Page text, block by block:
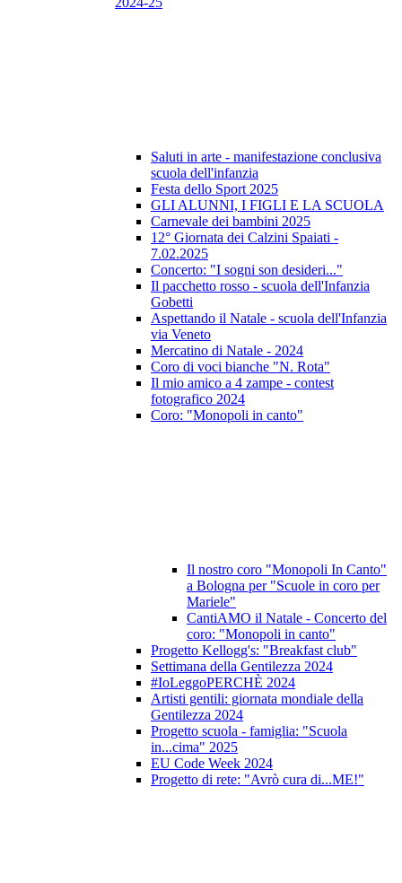
Saluti in arte - manifestazione conclusiva
scuola dell'infanzia
Festa dello Sport 2025
GLI ALUNNI, I FIGLI E LA SCUOLA
Carnevale dei bambini 2025
12° Giornata dei Calzini Spaiati -
7.02.2025
Concerto: "I sogni son desideri..."
Il pacchetto rosso - scuola dell'Infanzia
Gobetti
Aspettando il Natale - scuola dell'Infanzia
via Veneto
Mercatino di Natale - 2024
Coro di voci bianche "N. Rota"
Il mio amico a 4 zampe - contest
fotografico 2024
Coro: "Monopoli in canto"
Il nostro coro "Monopoli In Canto"
a Bologna per "Scuole in coro per
Mariele"
CantiAMO il Natale - Concerto del
coro: "Monopoli in canto"
Progetto Kellogg's: "Breakfast club"
Settimana della Gentilezza 2024
#IoLeggoPERCHÈ 2024
Artisti gentili: giornata mondiale della
Gentilezza 2024
Progetto scuola - famiglia: "Scuola
in...cima" 2025
EU Code Week 2024
Progetto di rete: "Avrò cura di...ME!"